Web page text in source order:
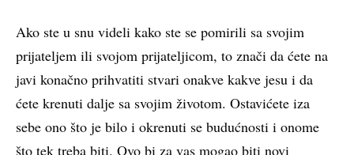
Ako ste u snu videli kako ste se pomirili sa svojim
prijateljem ili svojom prijateljicom, to znači da ćete na
javi konačno prihvatiti stvari onakve kakve jesu i da
ćete krenuti dalje sa svojim životom. Ostavićete iza
sebe ono što je bilo i okrenuti se budućnosti i onome
što tek treba biti. Ovo bi za vas mogao biti novi